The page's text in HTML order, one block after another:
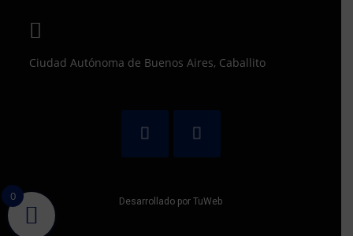
Ciudad Autónoma de Buenos Aires, Caballito
Desarrollado por TuWeb
0